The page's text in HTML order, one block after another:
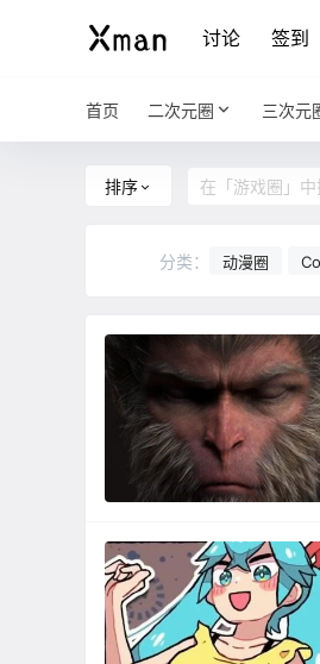
讨论 签到
首页 二次元圈 三次元
排序
分类： 动漫圈